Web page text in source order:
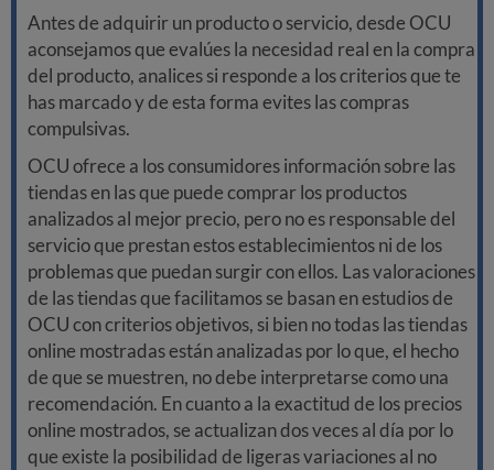
Antes de adquirir un producto o servicio, desde OCU
aconsejamos que evalúes la necesidad real en la compra
del producto, analices si responde a los criterios que te
has marcado y de esta forma evites las compras
compulsivas.
OCU ofrece a los consumidores información sobre las
tiendas en las que puede comprar los productos
analizados al mejor precio, pero no es responsable del
servicio que prestan estos establecimientos ni de los
problemas que puedan surgir con ellos. Las valoraciones
de las tiendas que facilitamos se basan en estudios de
OCU con criterios objetivos, si bien no todas las tiendas
online mostradas están analizadas por lo que, el hecho
de que se muestren, no debe interpretarse como una
recomendación. En cuanto a la exactitud de los precios
online mostrados, se actualizan dos veces al día por lo
que existe la posibilidad de ligeras variaciones al no